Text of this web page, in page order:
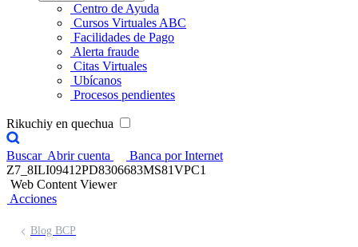
Centro de Ayuda
Cursos Virtuales ABC
Facilidades de Pago
Alerta fraude
Citas Virtuales
Ubícanos
Procesos pendientes
Rikuchiy en quechua
Buscar Abrir cuenta
Banca por Internet
Z7_8ILI09412PD8306683MS81VPC1
Web Content Viewer
Acciones
Blog BCP